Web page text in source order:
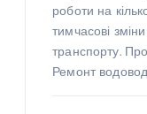
роботи на
тимчасові
транспорту.
Ремонт